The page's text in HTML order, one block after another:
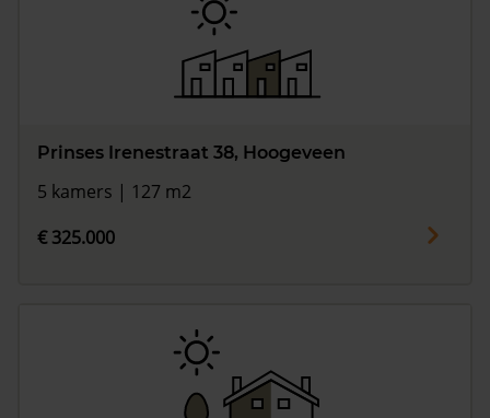
Prinses Irenestraat 38, Hoogeveen
5 kamers | 127 m2
€ 325.000